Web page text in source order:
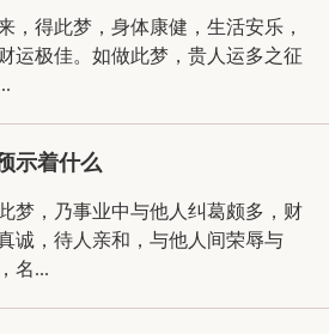
，得此梦，身体康健，生活安乐，
运极佳。如做此梦，贵人运多之征
示着什么
梦，乃事业中与他人纠葛颇多，财
诚，待人亲和，与他人间荣辱与
名...